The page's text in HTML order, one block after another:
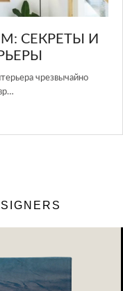
СЕКРЕТЫ И
чрезвычайно